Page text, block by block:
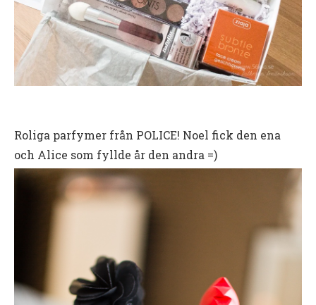
Roliga parfymer från POLICE! Noel fick den ena
och Alice som fyllde år den andra =)